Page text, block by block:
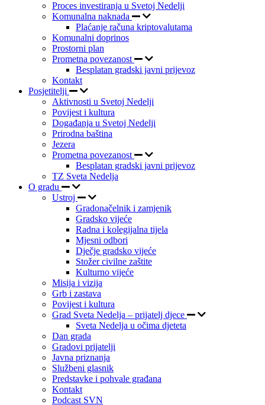
Proces investiranja u Svetoj Nedelji
Komunalna naknada
Plaćanje računa kriptovalutama
Komunalni doprinos
Prostorni plan
Prometna povezanost
Besplatan gradski javni prijevoz
Kontakt
Posjetitelji
Aktivnosti u Svetoj Nedelji
Povijest i kultura
Događanja u Svetoj Nedelji
Prirodna baština
Jezera
Prometna povezanost
Besplatan gradski javni prijevoz
TZ Sveta Nedelja
O gradu
Ustroj
Gradonačelnik i zamjenik
Gradsko vijeće
Radna i kolegijalna tijela
Mjesni odbori
Dječje gradsko vijeće
Stožer civilne zaštite
Kulturno vijeće
Misija i vizija
Grb i zastava
Povijest i kultura
Grad Sveta Nedelja – prijatelj djece
Sveta Nedelja u očima djeteta
Dan grada
Gradovi prijatelji
Javna priznanja
Službeni glasnik
Predstavke i pohvale građana
Kontakt
Podcast SVN